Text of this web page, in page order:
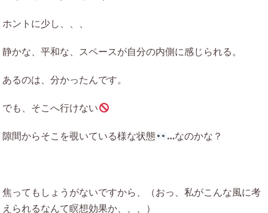
ホントに少し、、、
静かな、平和な、スペースが自分の内側に感じられる。
あるのは、分かったんです。
でも、そこへ行けない
隙間からそこを覗いている様な状態 …なのかな？
焦ってもしょうがないですから、（おっ、私がこんな風に考
えられるなんて瞑想効果か、、、）